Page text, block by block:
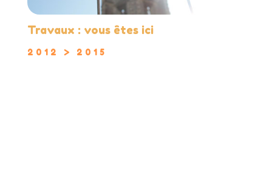
Travaux : vous êtes ici
2012 > 2015